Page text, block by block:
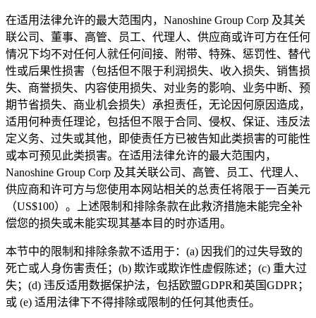
在适用法律允许的最大范围内，Nanoshine Group Corp 及其关
联公司、董事、高管、员工、代理人、供应商或许可方在任何
情况下均不对任何人就任何间接、附带、特殊、惩罚性、替代
性或后果性损害（包括但不限于利润损失、收入损失、销售损
失、商誉损失、内容使用损失、对业务的影响、业务中断、预
期节省损失、商业机会损失）承担责任，无论因何原因造成，
适用何种责任理论，包括但不限于合同、侵权、保证、违反法
定义务、过失或其他，即使责任方已被告知此类损害的可能性
或本可预见此类损害。在适用法律允许的最大范围内，
Nanoshine Group Corp 及其关联公司、高管、员工、代理人、
供应商和许可方与您使用本网站相关的总责任将限于一百美元
（US$100）。上述限制和排除条款在此救济措施未能完全补
偿您的损失或未能实现其基本目的时亦适用。
本节中的限制和排除条款不适用于：(a) 因我们的过失导致的
死亡或人身伤害责任；(b) 欺诈或欺诈性虚假陈述；(c) 重大过
失；(d) 违反适用数据保护法，包括欧盟GDPR和英国GDPR；
或 (e) 适用法律下不得排除或限制的任何其他责任。